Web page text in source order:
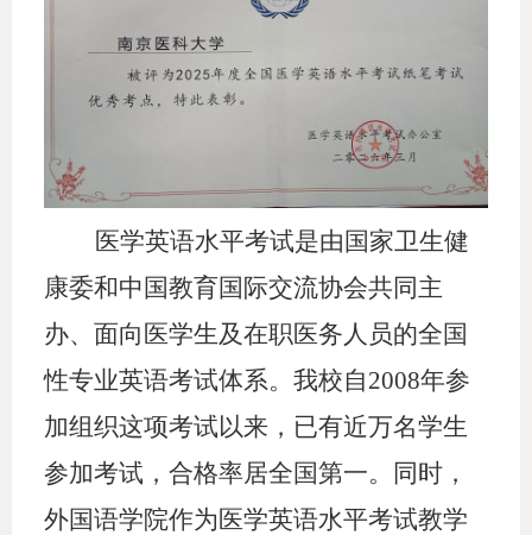
医学英语水平考试是由国家卫生健
康委和中国教育国际交流协会共同主
办、面向医学生及在职医务人员的全国
性专业英语考试体系。我校自2008年参
加组织这项考试以来，已有近万名学生
参加考试，合格率居全国第一。同时，
外国语学院作为医学英语水平考试教学